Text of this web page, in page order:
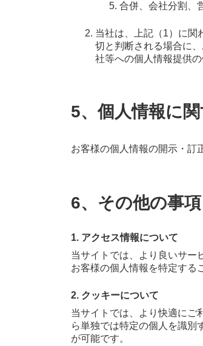
合併、会社分割、
当社は、上記（1）に関
切と判断される場合に
社等への個人情報提供
5、個人情報に
お客様の個人情報の開示・訂
6、その他の事項
1. アクセス情報について
当サイトでは、より良いサー
お客様の個人情報を特定する
2. クッキーについて
当サイトでは、より快適にご
ら単独では特定の個人を識別
が可能です。